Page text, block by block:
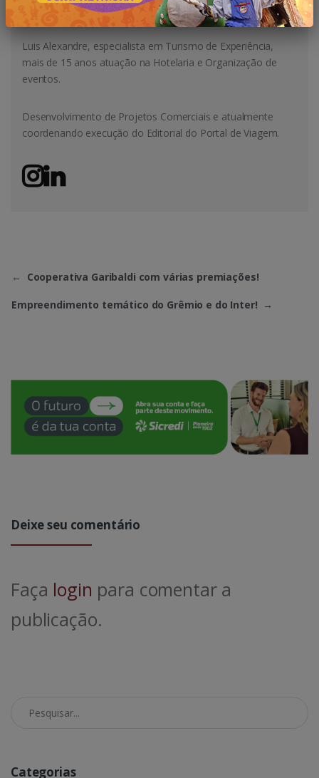
Luis Sebastiani
Luis Alexandre, especialista em Turismo de Experiência,
mais de 15 anos atuação na Hotelaria e Organização de
eventos.
Desenvolvimento de Projetos Comerciais e atualmente
coordenando execução do Editorial do Portal de Viagem.
← Cooperativa Garibaldi com várias premiações!
Empreendimento temático do Grêmio e do Inter! →
Deixe seu comentário
Faça login para comentar a
publicação.
Pesquisar no Blog
Categorias